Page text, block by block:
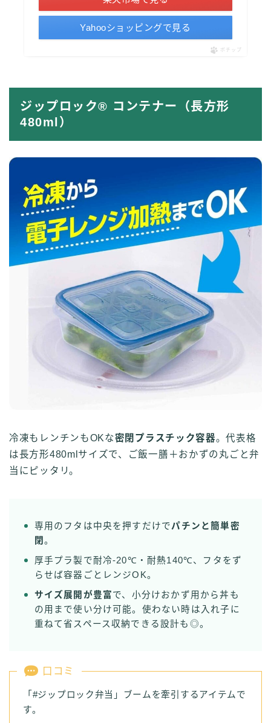
Yahooショッピングで見る
ポチップ
ジップロック® コンテナー
（長方形
480ml）
冷凍もレンチンもOKな密閉プラスチック容器。代表格
は長方形480mlサイズで、ご飯一膳＋おかずの丸ごと弁
当にピッタリ。
専用のフタは中央を押すだけでパチンと簡単密
閉 。
厚手プラ製で耐冷-20℃・耐熱140℃、フタをず
らせば容器ごとレンジOK。
サイズ展開が豊富で、小分けおかず用から丼も
の用まで使い分け可能。使わない時は入れ子に
重ねて省スペース収納できる設計も◎。
口コミ
「#ジップロック弁当」ブームを牽引するアイテムで
す。